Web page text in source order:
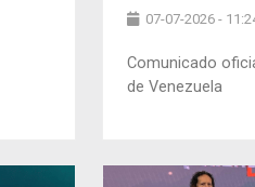
07-07-2026 -
Comunicado
de Venezuela